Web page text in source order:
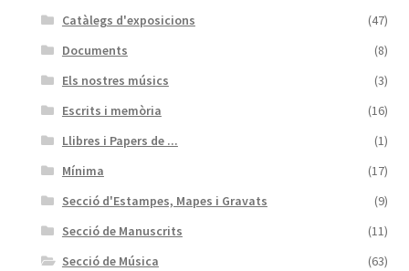
Catàlegs d'exposicions
(47)
Documents
(8)
Els nostres músics
(3)
Escrits i memòria
(16)
Llibres i Papers de ...
(1)
Mínima
(17)
Secció d'Estampes, Mapes i Gravats
(9)
Secció de Manuscrits
(11)
Secció de Música
(63)